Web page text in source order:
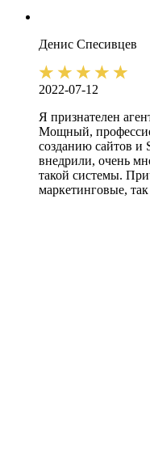
Денис Спесивцев
2022-07-12
Я признателен
Мощный,
созданию сайтов и
внедрили, очень
такой системы.
маркетинговые,